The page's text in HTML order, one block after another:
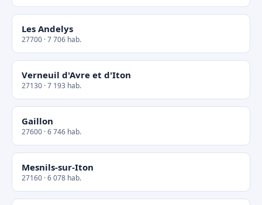
Les Andelys
27700 · 7 706 hab.
Verneuil d'Avre et d'Iton
27130 · 7 193 hab.
Gaillon
27600 · 6 746 hab.
Mesnils-sur-Iton
27160 · 6 078 hab.